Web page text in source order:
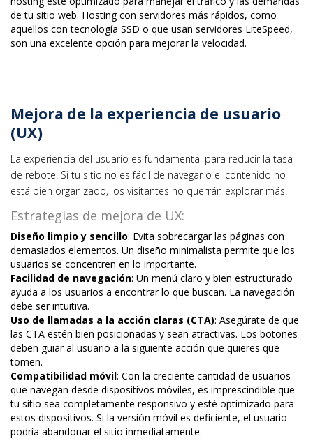
de tu sitio web. Hosting con servidores más rápidos, como
aquellos con tecnología SSD o que usan servidores LiteSpeed,
son una excelente opción para mejorar la velocidad.
Mejora de la experiencia de usuario
(UX)
La experiencia del usuario es fundamental para reducir la tasa
de rebote. Si tu sitio no es fácil de navegar o el contenido no
está bien organizado, los visitantes no querrán explorar más.
Estrategias de mejora de UX:
Diseño limpio y sencillo: Evita sobrecargar las páginas con
demasiados elementos. Un diseño minimalista permite que los
usuarios se concentren en lo importante.
Facilidad de navegación: Un menú claro y bien estructurado
ayuda a los usuarios a encontrar lo que buscan. La navegación
debe ser intuitiva.
Uso de llamadas a la acción claras (CTA): Asegúrate de que
las CTA estén bien posicionadas y sean atractivas. Los botones
deben guiar al usuario a la siguiente acción que quieres que
tomen.
Compatibilidad móvil: Con la creciente cantidad de usuarios
que navegan desde dispositivos móviles, es imprescindible que
tu sitio sea completamente responsivo y esté optimizado para
estos dispositivos. Si la versión móvil es deficiente, el usuario
podría abandonar el sitio inmediatamente.